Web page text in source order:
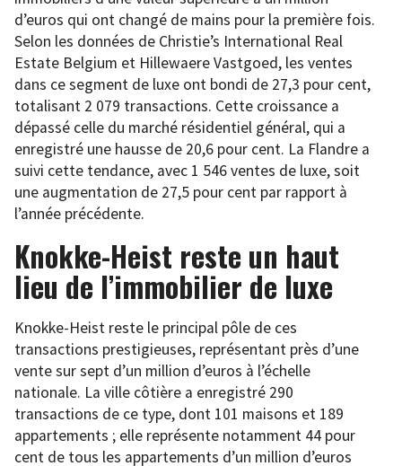
d’euros qui ont changé de mains pour la première fois.
Selon les données de Christie’s International Real
Estate Belgium et Hillewaere Vastgoed, les ventes
dans ce segment de luxe ont bondi de 27,3 pour cent,
totalisant 2 079 transactions. Cette croissance a
dépassé celle du marché résidentiel général, qui a
enregistré une hausse de 20,6 pour cent. La Flandre a
suivi cette tendance, avec 1 546 ventes de luxe, soit
une augmentation de 27,5 pour cent par rapport à
l’année précédente.
Knokke-Heist reste un haut
lieu de l’immobilier de luxe
Knokke-Heist reste le principal pôle de ces
transactions prestigieuses, représentant près d’une
vente sur sept d’un million d’euros à l’échelle
nationale. La ville côtière a enregistré 290
transactions de ce type, dont 101 maisons et 189
appartements ; elle représente notamment 44 pour
cent de tous les appartements d’un million d’euros